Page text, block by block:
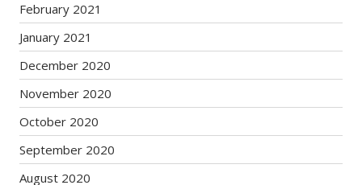
February 2021
January 2021
December 2020
November 2020
October 2020
September 2020
August 2020